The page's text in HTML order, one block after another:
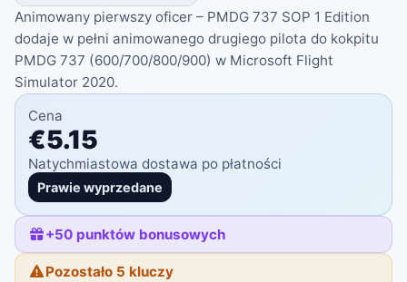
Animowany pierwszy oficer – PMDG 737 SOP 1 Edition
dodaje w pełni animowanego drugiego pilota do kokpitu
PMDG 737 (600/700/800/900) w Microsoft Flight
Simulator 2020.
Cena
€5.15
Natychmiastowa dostawa po płatności
Prawie wyprzedane
+50 punktów bonusowych
Pozostało 5 kluczy